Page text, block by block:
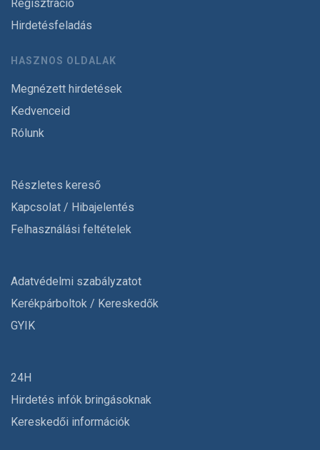
Regisztráció
Hirdetésfeladás
HASZNOS OLDALAK
Megnézett hirdetések
Kedvenceid
Rólunk
Részletes kereső
Kapcsolat / Hibajelentés
Felhasználási feltételek
Adatvédelmi szabályzatot
Kerékpárboltok / Kereskedők
GYIK
24H
Hirdetés infók bringásoknak
Kereskedői információk